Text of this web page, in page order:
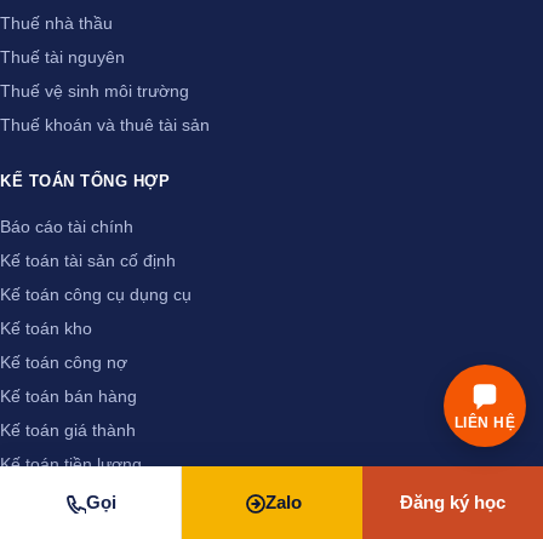
Thuế nhà thầu
Thuế tài nguyên
Thuế vệ sinh môi trường
Thuế khoán và thuê tài sản
KẾ TOÁN TỔNG HỢP
Báo cáo tài chính
Kế toán tài sản cố định
Kế toán công cụ dụng cụ
Kế toán kho
Kế toán công nợ
Kế toán bán hàng
Kế toán giá thành
Kế toán tiền lương
Kế toán tiền mặt, tiền gửi
Gọi Zalo Đăng ký học
LIÊN HỆ